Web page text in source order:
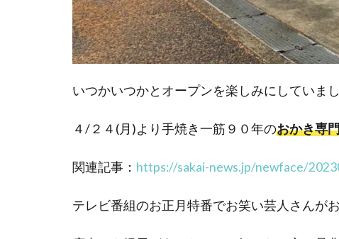
いつかいつかとオープンを楽しみにしていま
４/２４(月)より手焼き一筋９０年のおかき専
関連記事： https://sakai-news.jp/newface/
テレビ番組のお正月特番でお笑い芸人さんが